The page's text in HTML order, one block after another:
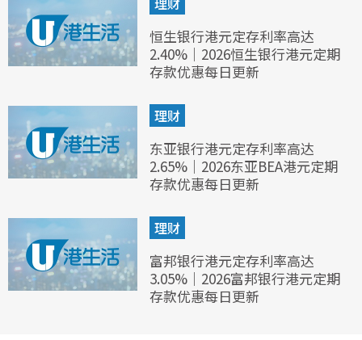
恒生银行港元定存利率高达
2.40%｜2026恒生银行港元定期
存款优惠每日更新
理财
东亚银行港元定存利率高达
2.65%｜2026东亚BEA港元定期
存款优惠每日更新
理财
富邦银行港元定存利率高达
3.05%｜2026富邦银行港元定期
存款优惠每日更新